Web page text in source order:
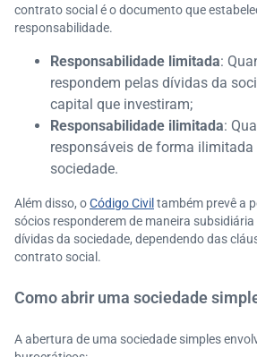
contrato social é o documento que
responsabilidade.
Responsabilidade limitada:
respondem pelas dívidas da
capital que investiram;
Responsabilidade ilimitada:
responsáveis de forma
sociedade.
Além disso, oCódigo Civil também prevê a
sócios responderem de maneira
dívidas da sociedade, dependendo das
contrato social.
Como abrir uma sociedade
A abertura de uma sociedade simples